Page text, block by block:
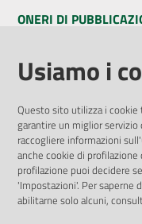
ONERI DI
Amministrazione
Pubblicità legale
Privacy Policy
Attuazione Misure
Liste di Attesa
ENTI, IMPRESE E
Usiamo i
Questo sito utilizza i cookie
garantire un miglior
raccogliere informazioni
anche cookie di
profilazione puoi decidere
'Impostazioni'. Per saperne
abilitarne solo alcuni,